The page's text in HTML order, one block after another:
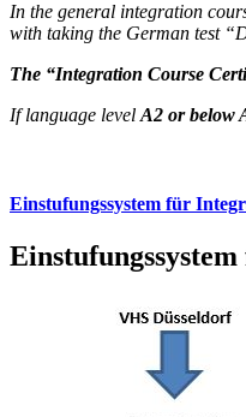
In the general integration
with taking the German test
The “Integration Course
If language level A2 or below
Einstufungssystem für